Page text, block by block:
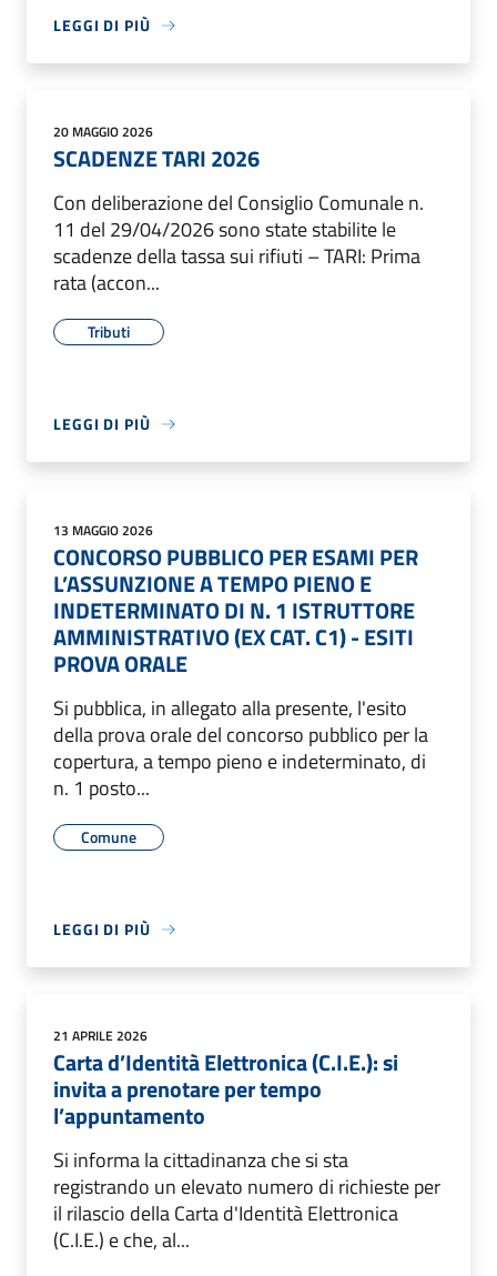
LEGGI DI PIÙ
20 MAGGIO 2026
SCADENZE TARI 2026
Con deliberazione del Consiglio Comunale n.
11 del 29/04/2026 sono state stabilite le
scadenze della tassa sui rifiuti – TARI: Prima
rata (accon...
Tributi
LEGGI DI PIÙ
13 MAGGIO 2026
CONCORSO PUBBLICO PER ESAMI PER
L’ASSUNZIONE A TEMPO PIENO E
INDETERMINATO DI N. 1 ISTRUTTORE
AMMINISTRATIVO (EX CAT. C1) - ESITI
PROVA ORALE
Si pubblica, in allegato alla presente, l'esito
della prova orale del concorso pubblico per la
copertura, a tempo pieno e indeterminato, di
n. 1 posto...
Comune
LEGGI DI PIÙ
21 APRILE 2026
Carta d’Identità Elettronica (C.I.E.): si
invita a prenotare per tempo
l’appuntamento
Si informa la cittadinanza che si sta
registrando un elevato numero di richieste per
il rilascio della Carta d'Identità Elettronica
(C.I.E.) e che, al...